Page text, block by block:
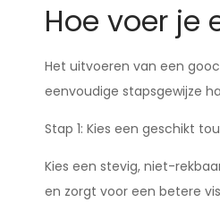
Hoe voer je
Het uitvoeren van een
eenvoudige stapsgewijze
Stap 1: Kies een geschikt
Kies een stevig, niet-
en zorgt voor een betere